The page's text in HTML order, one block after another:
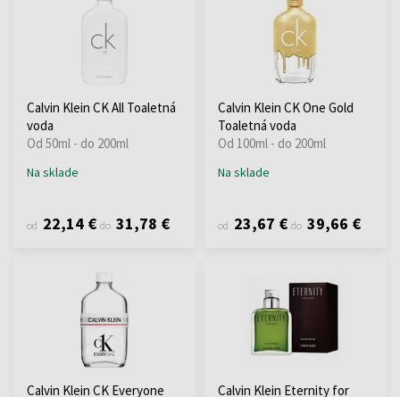
Calvin Klein CK All Toaletná
voda
Od 50ml - do 200ml
Na sklade
od 22,14 € do 31,78 €
Calvin Klein CK One Gold
Toaletná voda
Od 100ml - do 200ml
Na sklade
od 23,67 € do 39,66 €
Calvin Klein CK Everyone
Calvin Klein Eternity for